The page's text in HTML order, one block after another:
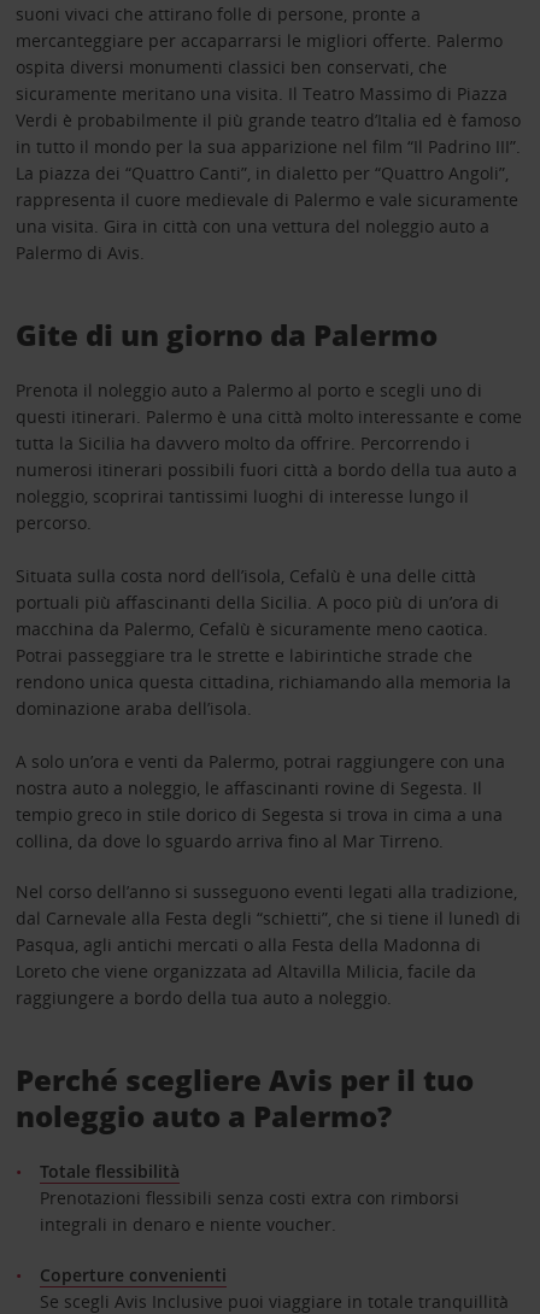
suoni vivaci che attirano folle di persone, pronte a
mercanteggiare per accaparrarsi le migliori offerte. Palermo
ospita diversi monumenti classici ben conservati, che
sicuramente meritano una visita. Il Teatro Massimo di Piazza
Verdi è probabilmente il più grande teatro d’Italia ed è famoso
in tutto il mondo per la sua apparizione nel film “Il Padrino III”.
La piazza dei “Quattro Canti”, in dialetto per “Quattro Angoli”,
rappresenta il cuore medievale di Palermo e vale sicuramente
una visita. Gira in città con una vettura del noleggio auto a
Palermo di Avis.
Gite di un giorno da Palermo
Prenota il noleggio auto a Palermo al porto e scegli uno di
questi itinerari. Palermo è una città molto interessante e come
tutta la Sicilia ha davvero molto da offrire. Percorrendo i
numerosi itinerari possibili fuori città a bordo della tua auto a
noleggio, scoprirai tantissimi luoghi di interesse lungo il
percorso.
Situata sulla costa nord dell’isola, Cefalù è una delle città
portuali più affascinanti della Sicilia. A poco più di un’ora di
macchina da Palermo, Cefalù è sicuramente meno caotica.
Potrai passeggiare tra le strette e labirintiche strade che
rendono unica questa cittadina, richiamando alla memoria la
dominazione araba dell’isola.
A solo un’ora e venti da Palermo, potrai raggiungere con una
nostra auto a noleggio, le affascinanti rovine di Segesta. Il
tempio greco in stile dorico di Segesta si trova in cima a una
collina, da dove lo sguardo arriva fino al Mar Tirreno.
Nel corso dell’anno si susseguono eventi legati alla tradizione,
dal Carnevale alla Festa degli “schietti”, che si tiene il lunedì di
Pasqua, agli antichi mercati o alla Festa della Madonna di
Loreto che viene organizzata ad Altavilla Milicia, facile da
raggiungere a bordo della tua auto a noleggio.
Perché scegliere Avis per il tuo
noleggio auto a Palermo?
Totale flessibilità
Prenotazioni flessibili senza costi extra con rimborsi
integrali in denaro e niente voucher.
Coperture convenienti
Se scegli Avis Inclusive puoi viaggiare in totale tranquillità